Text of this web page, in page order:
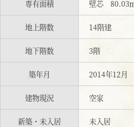
専有面積 壁芯 80.03
地上階数 14階建
地下階数 3階
築年月 2014年12月
建物現況 空家
新築・未入居 未入居